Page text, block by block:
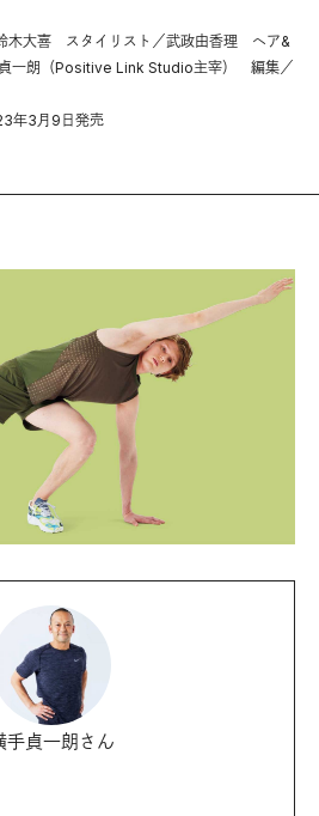
木大喜 スタイリスト／武政由香理 ヘア&
一朗（Positive Link Studio主宰） 編集／
年3月9日発売
手貞一朗さん